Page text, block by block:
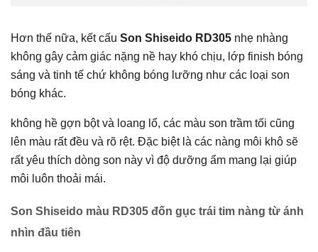
Hơn thế nữa, kết cấu Son Shiseido RD305 nhẹ nhàng
không gây cảm giác nặng nề hay khó chịu, lớp finish bóng
sáng và tinh tế chứ không bóng lưỡng như các loại son
bóng khác.
không hề gợn bột và loang lổ, các màu son trầm tối cũng
lên màu rất đều và rõ rệt. Đặc biệt là các nàng môi khô sẽ
rất yêu thích dòng son này vì độ dưỡng ẩm mang lại giúp
môi luôn thoải mái.
Son Shiseido màu RD305 đốn gục trái tim nàng từ ánh
nhìn đầu tiên